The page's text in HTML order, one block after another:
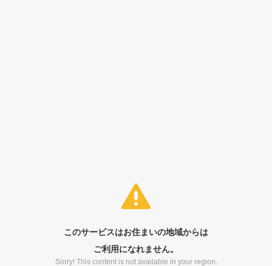
このサービスはお住まいの地域からは
ご利用になれません。
Sorry! This content is not available in your region.